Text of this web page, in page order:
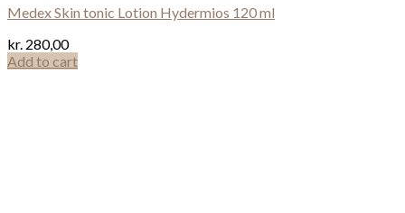
Medex Skin tonic Lotion Hydermios 120 ml
kr. 280,00
Add to cart